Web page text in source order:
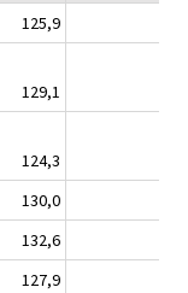
125,9
129,1
124,3
130,0
132,6
127,9